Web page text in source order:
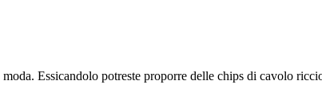
Essicandolo potreste proporre delle chips di cavolo